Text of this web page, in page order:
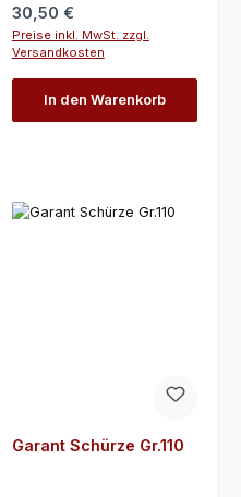
Regulärer Preis:
30,50 €
Preise inkl. MwSt. zzgl.
Versandkosten
In den Warenkorb
Garant Schürze Gr.110